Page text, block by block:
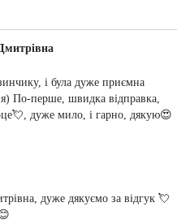
і була дуже приємна
По-перше, швидка відправка,
дуже мило, і гарно, дякую😍
дуже дякуємо за відгук 💘